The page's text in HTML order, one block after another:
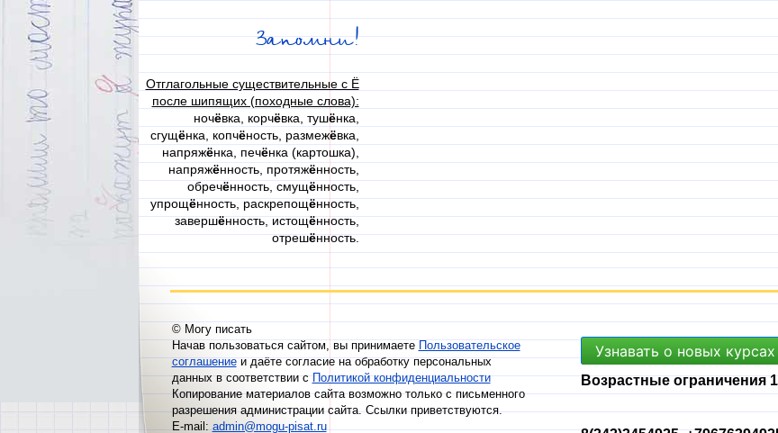
Запомни!
Отглагольные существительные с Ё
после шипящих (походные слова):
ночёвка, корчёвка, тушёнка,
сгущёнка, копчёность, размежёвка,
напряжёнка, печёнка (картошка),
напряжённость, протяжённость,
обречённость, смущённость,
упрощённость, раскрепощённость,
завершённость, истощённость,
отрешённость.
© Могу писать
Начав пользоваться сайтом, вы принимаете Пользовательское
соглашениеи даёте согласие на обработку персональных
данных в соответствии сПолитикой конфиденциальности
Копирование материалов сайта возможно только с письменного
разрешения администрации сайта. Ссылки приветствуются.
E-mail:admin@mogu-pisat.ru
Узнавать о новых курсах
Возрастные ограничения